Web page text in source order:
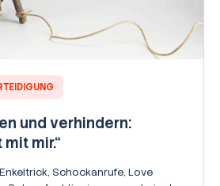
und verhindern:
mir.“
Schockanrufe, Love